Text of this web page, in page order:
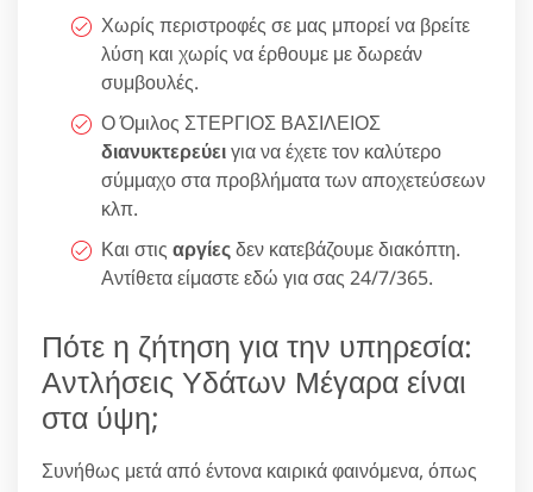
Χωρίς περιστροφές σε μας μπορεί να βρείτε
λύση και χωρίς να έρθουμε με δωρεάν
συμβουλές.
Ο Όμιλος ΣΤΕΡΓΙΟΣ ΒΑΣΙΛΕΙΟΣ
διανυκτερεύειγια να έχετε τον καλύτερο
σύμμαχο στα προβλήματα των αποχετεύσεων
κλπ.
Και στις αργίεςδεν κατεβάζουμε διακόπτη.
Αντίθετα είμαστε εδώ για σας 24/7/365.
Πότε η ζήτηση για την υπηρεσία:
Αντλήσεις Υδάτων Μέγαρα είναι
στα ύψη;
Συνήθως μετά από έντονα καιρικά φαινόμενα, όπως